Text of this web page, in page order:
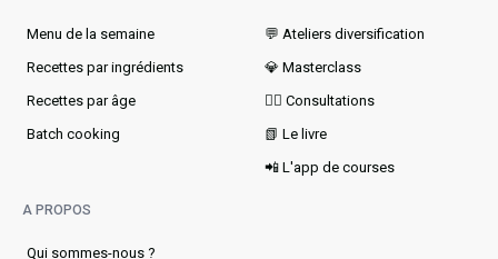
Menu de la semaine​
Recettes par ingrédients
Recettes par âge
Batch cooking
💬 Ateliers diversification
💎 Masterclass
👩‍⚕️ Consultations
📗 Le livre
📲 L'app de courses
A PROPOS
Qui sommes-nous ?